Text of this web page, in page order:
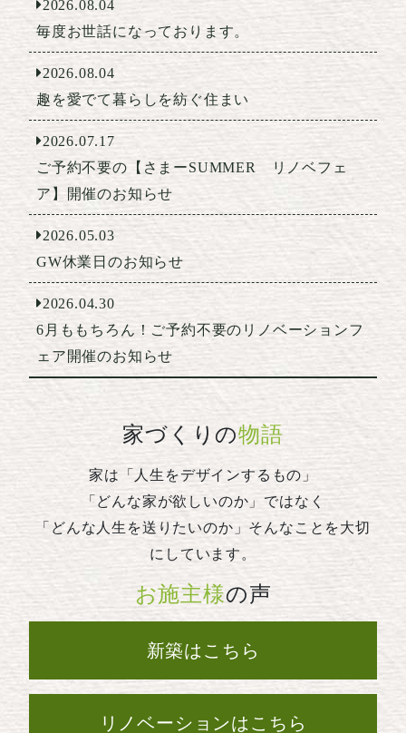
2026.08.04
毎度お世話になっております。
2026.08.04
趣を愛でて暮らしを紡ぐ住まい
2026.07.17
ご予約不要の【さまーSUMMER リノベフェ
ア】開催のお知らせ
2026.05.03
GW休業日のお知らせ
2026.04.30
6月ももちろん！ご予約不要のリノベーションフ
ェア開催のお知らせ
家づくりの物語
家は「人生をデザインするもの」
「どんな家が欲しいのか」ではなく
「どんな人生を送りたいのか」そんなことを大切
にしています。
お施主様の声
新築はこちら
リノベーションはこちら